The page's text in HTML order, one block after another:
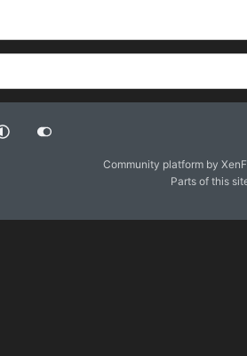
Community platform by
Parts of this